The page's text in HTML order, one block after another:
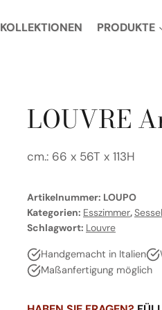
KOLLEKTIONEN PRODUKTE
LOUVRE
cm.: 66 x 56T x 113H
Artikelnummer: LOUPO
Kategorien: Esszimmer,Sessel
Schlagwort: Louvre
Handgemacht in Italien
Maßanfertigung möglich